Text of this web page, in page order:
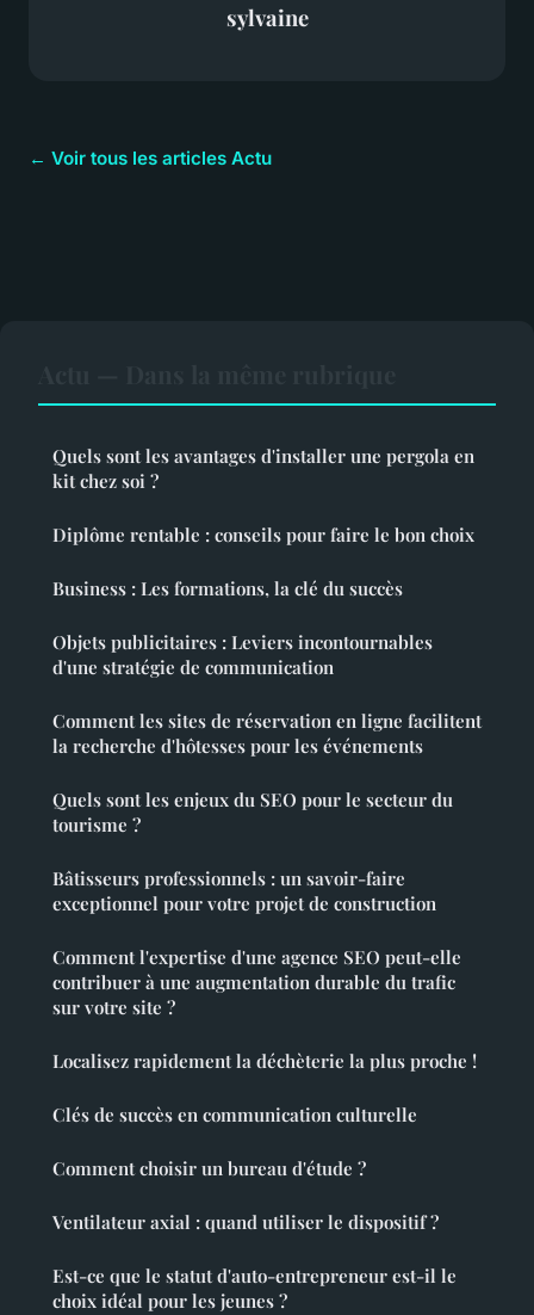
sylvaine
← Voir tous les articles Actu
Quels sont les avantages d'installer une pergola en
kit chez soi ?
Diplôme rentable : conseils pour faire le bon choix
Business : Les formations, la clé du succès
Objets publicitaires : Leviers incontournables
d'une stratégie de communication
Comment les sites de réservation en ligne facilitent
la recherche d'hôtesses pour les événements
Quels sont les enjeux du SEO pour le secteur du
tourisme ?
Bâtisseurs professionnels : un savoir-faire
exceptionnel pour votre projet de construction
Comment l'expertise d'une agence SEO peut-elle
contribuer à une augmentation durable du trafic
sur votre site ?
Localisez rapidement la déchèterie la plus proche !
Clés de succès en communication culturelle
Comment choisir un bureau d'étude ?
Ventilateur axial : quand utiliser le dispositif ?
Est-ce que le statut d'auto-entrepreneur est-il le
choix idéal pour les jeunes ?